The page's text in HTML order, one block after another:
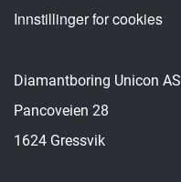
Innstillinger for cookies
Diamantboring Unicon AS
Pancoveien 28
1624 Gressvik